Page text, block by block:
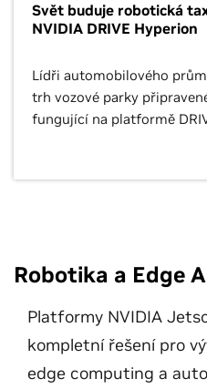
Svět buduje robotická
NVIDIA DRIVE Hyperion
Lídři automobilového
trh vozové parky
fungující na platformě
Robotika a Edge
Platformy NVIDIA
kompletní řešení pro
edge computing a